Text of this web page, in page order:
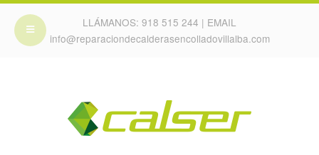
LLÁMANOS: 918 515 244 | EMAIL
info@reparaciondecalderasencolladovillalba.com